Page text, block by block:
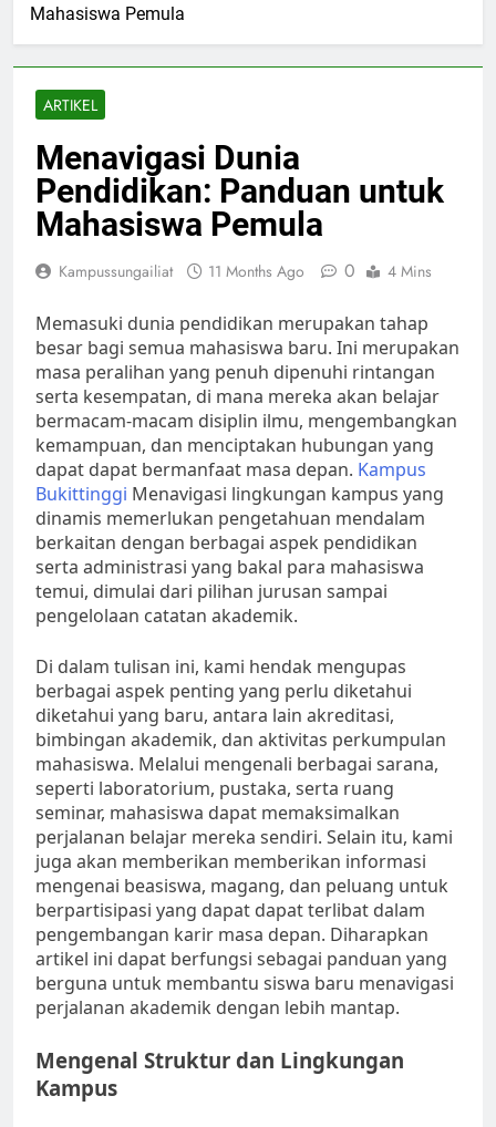
Mahasiswa Pemula
ARTIKEL
Menavigasi Dunia
Pendidikan: Panduan untuk
Mahasiswa Pemula
Kampussungailiat 11 Months Ago 0 4 Mins
Memasuki dunia pendidikan merupakan tahap
besar bagi semua mahasiswa baru. Ini merupakan
masa peralihan yang penuh dipenuhi rintangan
serta kesempatan, di mana mereka akan belajar
bermacam-macam disiplin ilmu, mengembangkan
kemampuan, dan menciptakan hubungan yang
dapat dapat bermanfaat masa depan. Kampus
Bukittinggi Menavigasi lingkungan kampus yang
dinamis memerlukan pengetahuan mendalam
berkaitan dengan berbagai aspek pendidikan
serta administrasi yang bakal para mahasiswa
temui, dimulai dari pilihan jurusan sampai
pengelolaan catatan akademik.
Di dalam tulisan ini, kami hendak mengupas
berbagai aspek penting yang perlu diketahui
diketahui yang baru, antara lain akreditasi,
bimbingan akademik, dan aktivitas perkumpulan
mahasiswa. Melalui mengenali berbagai sarana,
seperti laboratorium, pustaka, serta ruang
seminar, mahasiswa dapat memaksimalkan
perjalanan belajar mereka sendiri. Selain itu, kami
juga akan memberikan memberikan informasi
mengenai beasiswa, magang, dan peluang untuk
berpartisipasi yang dapat dapat terlibat dalam
pengembangan karir masa depan. Diharapkan
artikel ini dapat berfungsi sebagai panduan yang
berguna untuk membantu siswa baru menavigasi
perjalanan akademik dengan lebih mantap.
Mengenal Struktur dan Lingkungan
Kampus